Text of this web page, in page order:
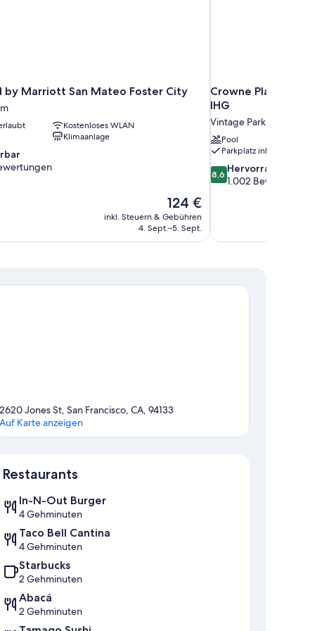
by Marriott San Mateo Foster City
Kostenloses WLAN
Klimaanlage
Der
Preis
beträgt
124 €
inkl. Steuern & Gebühren
4. Sept.–5. Sept.
Crowne Plaza
IHG
Vintage Park
Pool
Parkplatz inbegriffen
8.6
von
Bewertungen
8,6 Hervorragend
1.002 Bewertungen
2620 Jones St, San Francisco, CA, 94133
Auf Karte anzeigen
Restaurants
In-N-Out Burger
4 Gehminuten
Taco Bell Cantina
4 Gehminuten
Starbucks
2 Gehminuten
Abacá
2 Gehminuten